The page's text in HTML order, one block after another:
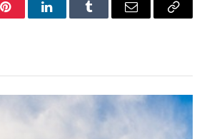
PinterestLinkedInTumblr Email
Copy